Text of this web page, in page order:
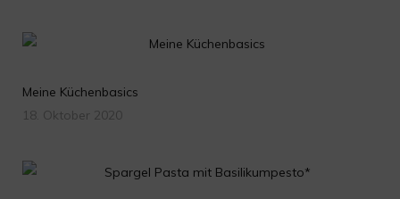
Meine Küchenbasics
18. Oktober 2020